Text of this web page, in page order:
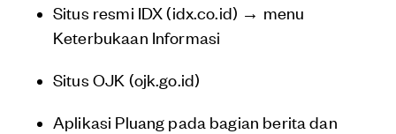
Situs resmi IDX (idx.co.id) → menu
Keterbukaan Informasi
Situs OJK (ojk.go.id)
Aplikasi Pluang pada bagian berita dan